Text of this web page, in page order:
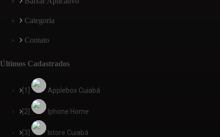
Categoria
Contato
Últimos Cadastrados
[1] Applebox Cuiabá
[2] Iphone Home
[3] Istore Cuiabá